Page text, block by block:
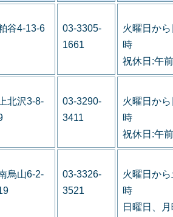
谷4-13-6
03-3305-
1661
火曜日か
時
祝休日:午
上北沢3-8-
03-3290-
3411
火曜日か
時
祝休日:午
烏山6-2-
03-3326-
3521
火曜日か
時
日曜日、